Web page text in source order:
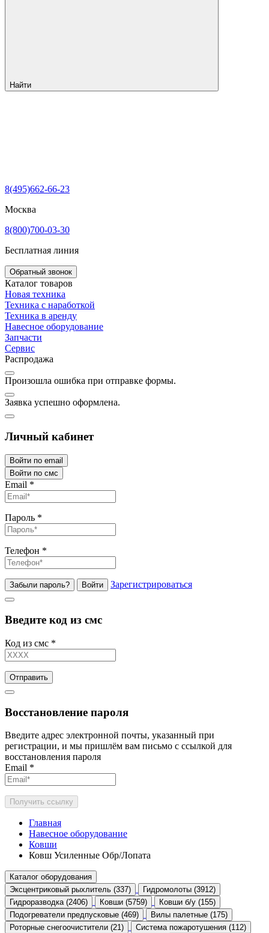
Найти
8(495)662-66-23
Москва
8(800)700-03-30
Бесплатная линия
Обратный звонок
Каталог товаров
Новая техника
Техника с наработкой
Техника в аренду
Навесное оборудование
Запчасти
Сервис
Распродажа
Произошла ошибка при отправке формы.
Заявка успешно оформлена.
Личный кабинет
Войти по email
Войти по смс
Email *
Пароль *
Телефон *
Забыли пароль? Войти Зарегистрироваться
Введите код из смс
Код из смс *
Отправить
Восстановление пароля
Введите адрес электронной почты, указанный при
регистрации, и мы пришлём вам письмо с ссылкой для
восстановления пароля
Email *
Получить ссылку
Главная
Навесное оборудование
Ковши
Ковш Усиленные Обр/Лопата
Каталог оборудования
Эксцентриковый рыхлитель (337)
Гидромолоты (3912)
Гидроразводка (2406)
Ковши (5759)
Ковши б/у (155)
Подогреватели предпусковые (469)
Вилы палетные (175)
Роторные снегоочистители (21)
Система пожаротушения (112)